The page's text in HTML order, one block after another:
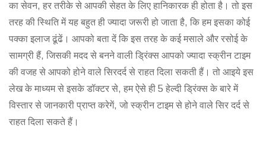
का सेवन, हर तरीके से आपकी सेहत के लिए हानिकारक ही होता है। तो इस
तरह की स्थिति में यह बहुत ही ज्यादा जरूरी हो जाता है, कि हम इसका कोई
पक्का इलाज ढूंढें। आपको बता दें कि इस तरह के कई मसाले और रसोई के
सामग्री हैं, जिसकी मदद से बनने वाली ड्रिंक्स आपको ज्यादा स्क्रीन टाइम
की वजह से आपको होने वाले सिरदर्द से राहत दिला सकती हैं। तो आइये इस
लेख के माध्यम से इसके डॉक्टर से, हम ऐसे ही 5 हेल्दी ड्रिंक्स के बारे में
विस्तार से जानकारी प्राप्त करेगें, जो स्क्रीन टाइम से होने वाले सिर दर्द से
राहत दिला सकते हैं।